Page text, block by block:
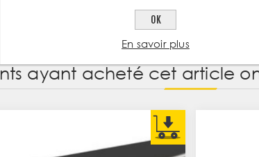
ayant acheté cet article
OK
En savoir plus